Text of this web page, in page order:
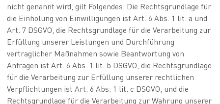
nicht genannt wird, gilt Folgendes: Die Rechtsgrundlage für
die Einholung von Einwilligungen ist Art. 6 Abs. 1 lit. a und
Art. 7 DSGVO, die Rechtsgrundlage für die Verarbeitung zur
Erfüllung unserer Leistungen und Durchführung
vertraglicher Maßnahmen sowie Beantwortung von
Anfragen ist Art. 6 Abs. 1 lit. b DSGVO, die Rechtsgrundlage
für die Verarbeitung zur Erfüllung unserer rechtlichen
Verpflichtungen ist Art. 6 Abs. 1 lit. c DSGVO, und die
Rechtsgrundlage für die Verarbeitung zur Wahrung unserer